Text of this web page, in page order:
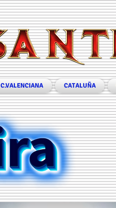
C.VALENCIANA CATALUÑA